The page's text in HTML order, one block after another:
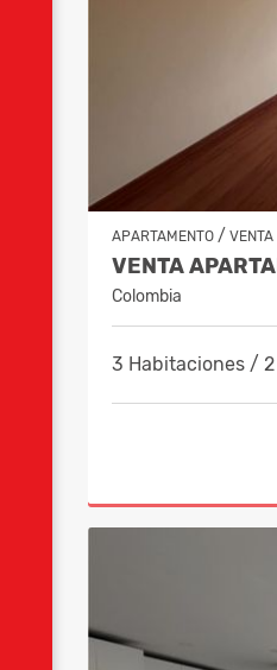
APARTAMENTO / VENTA
Colombia
3 Habitaciones / 2